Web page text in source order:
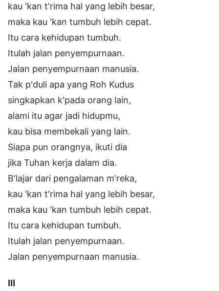
kau 'kan t'rima hal yang lebih besar,
maka kau 'kan tumbuh lebih cepat.
Itu cara kehidupan tumbuh.
Itulah jalan penyempurnaan.
Jalan penyempurnaan manusia.
Tak p'duli apa yang Roh Kudus
singkapkan k'pada orang lain,
alami itu agar jadi hidupmu,
kau bisa membekali yang lain.
Siapa pun orangnya, ikuti dia
jika Tuhan kerja dalam dia.
B'lajar dari pengalaman m'reka,
kau 'kan t'rima hal yang lebih besar,
maka kau 'kan tumbuh lebih cepat.
Itu cara kehidupan tumbuh.
Itulah jalan penyempurnaan.
Jalan penyempurnaan manusia.
Ⅲ